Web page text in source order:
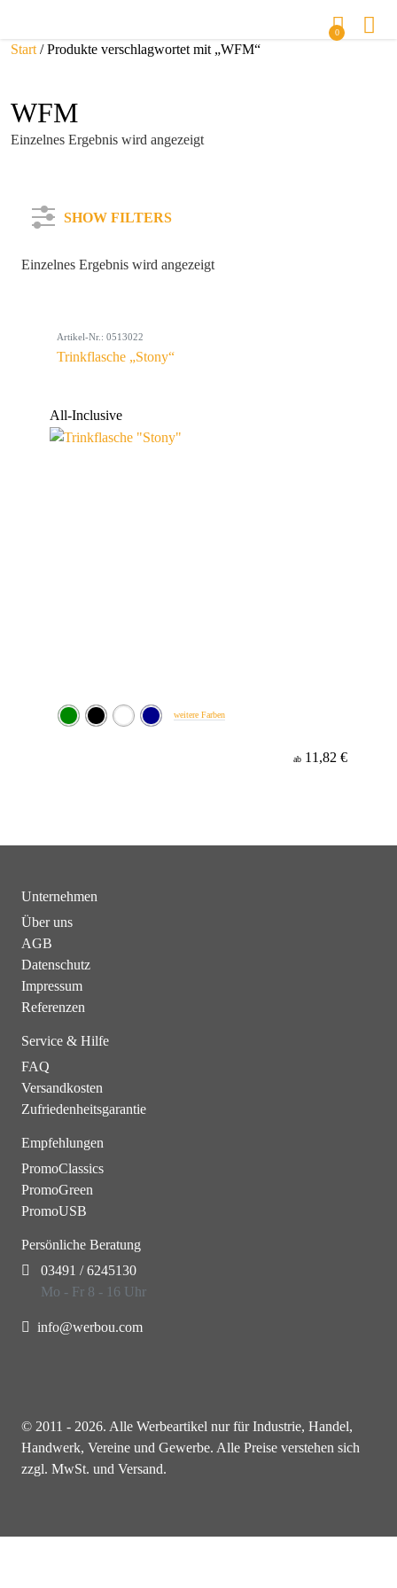
0
Start / Produkte verschlagwortet mit „WFM“
WFM
Einzelnes Ergebnis wird angezeigt
SHOW FILTERS
Farbe
Einzelnes Ergebnis wird angezeigt
Artikel-Nr.: 0513022
Trinkflasche „Stony“
All-Inclusive
weitere Farben
ab 11,82 €
Unternehmen
Über uns
AGB
Datenschutz
Impressum
Referenzen
Service & Hilfe
FAQ
Versandkosten
Zufriedenheitsgarantie
Empfehlungen
PromoClassics
PromoGreen
PromoUSB
Persönliche Beratung
03491 / 6245130
Mo - Fr 8 - 16 Uhr
info@werbou.com
© 2011 - 2026. Alle Werbeartikel nur für Industrie, Handel,
Handwerk, Vereine und Gewerbe. Alle Preise verstehen sich
zzgl. MwSt. und Versand.